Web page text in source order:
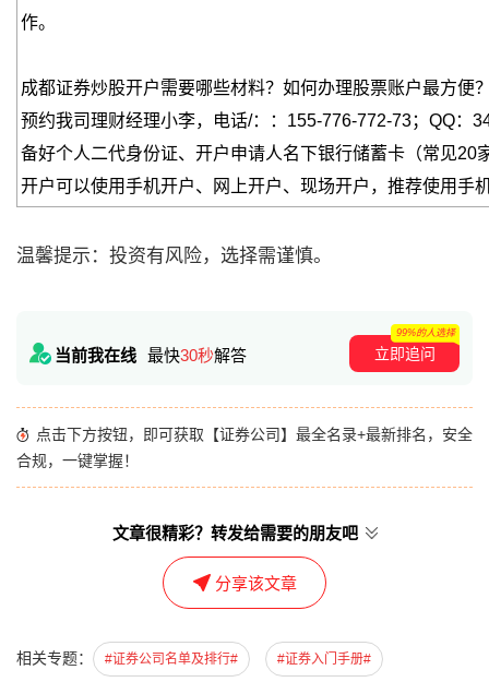
作。
成都证券炒股开户需要哪些材料？如何办理股票账户最方便
预约我司理财经理小李，电话/：：155-776-772-73；QQ：
备好个人二代身份证、开户申请人名下银行储蓄卡（常见20
开户可以使用手机开户、网上开户、现场开户，推荐使用手
温馨提示：投资有风险，选择需谨慎。
当前我在线 最快30秒解答 立即追问
99%的人选择
点击下方按钮，即可获取【证券公司】最全名录+最新排名，安全
合规，一键掌握！
文章很精彩？转发给需要的朋友吧
分享该文章
相关专题： #证券公司名单及排行# #证券入门手册#